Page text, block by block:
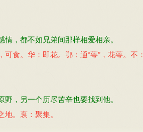
，都不如兄弟间那样相爱相亲。
食。华：即花。鄂：通“萼”，花萼。不：
，另一个历尽苦辛也要找到他。
。裒：聚集。